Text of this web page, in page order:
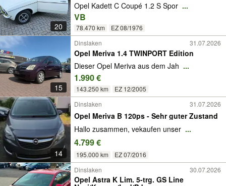
20
Opel Kadett C Coupé 1.2 S Spor ...
VB
78.470 km EZ 08/1976
15
Dinslaken 31.07.2026
Opel Meriva 1.4 TWINPORT Edition
Dieser Opel Meriva aus dem Jah ...
1.990 €
143.250 km EZ 12/2005
14
Dinslaken 31.07.2026
Opel Meriva B 120ps - Sehr guter Zustand
Hallo zusammen, vekaufen unser ...
4.799 €
195.000 km
EZ 07/2016
Dinslaken
30.07.2026
Opel Astra K Lim. 5-trg. GS Line